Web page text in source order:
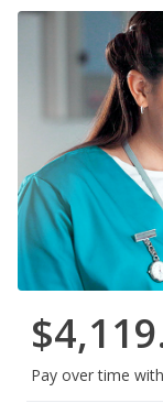
Pay over time with